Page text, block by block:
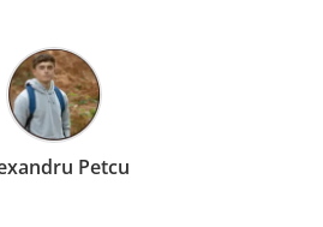
Petcu